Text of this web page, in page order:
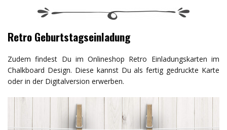
Retro Geburtstagseinladung
Zudem findest Du im Onlineshop Retro Einladungskarten im
Chalkboard Design. Diese kannst Du als fertig gedruckte Karte
oder in der Digitalversion erwerben.